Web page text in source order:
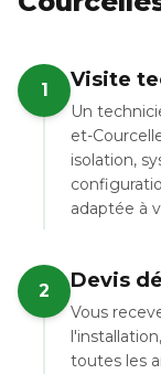
1 Visite
Un
et-
isolation,
adaptée à
2 Devis
Vous
toutes les